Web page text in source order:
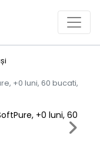
+0 luni, 60 bucati,
Next